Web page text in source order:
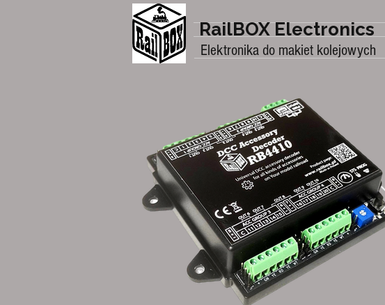
RailBOX Electronics
Elektronika do makiet kolejowych